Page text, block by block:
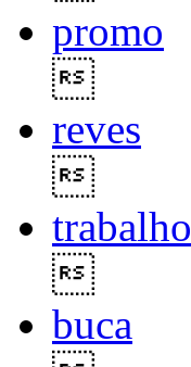
promo
reves
trabalho
buca